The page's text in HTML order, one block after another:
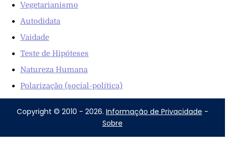
Vegetarianismo
Autodidata
Vaidade
Teste de Hipóteses
Natureza Humana
Polarização (social-política)
Copyright © 2010 - 2026. Informação de Privacidade -
Sobre